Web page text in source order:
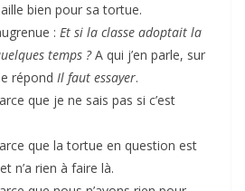
bien pour sa tortue.
: Et si la classe adoptait la
temps ?A qui j’en parle, sur
répond Il faut essayer.
que je ne sais pas si c’est
que la tortue en question est
n’a rien à faire là.